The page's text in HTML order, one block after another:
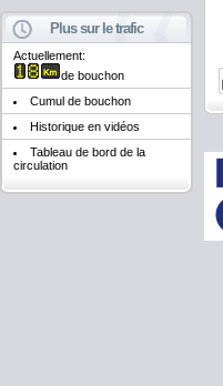
Plus sur le trafic
Actuellement:
de bouchon
Cumul de bouchon
Historique en vidéos
Tableau de bord de la
circulation